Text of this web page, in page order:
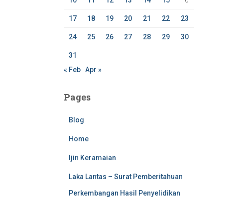
17 18 19 20 21 22 23
24 25 26 27 28 29 30
31
« Feb Apr »
Pages
Blog
Home
Ijin Keramaian
Laka Lantas – Surat Pemberitahuan
Perkembangan Hasil Penyelidikan